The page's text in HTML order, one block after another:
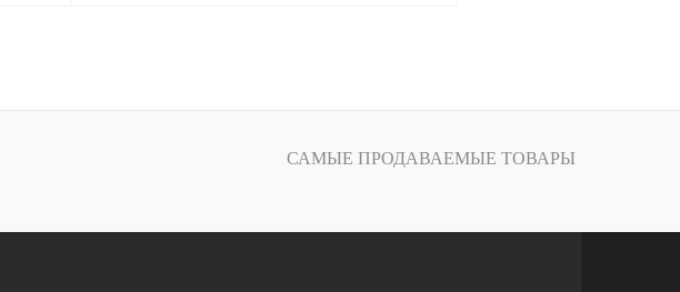
Купить в 1 клик Сравнение
САМЫЕ ПРОДАВАЕМЫЕ ТОВАРЫ